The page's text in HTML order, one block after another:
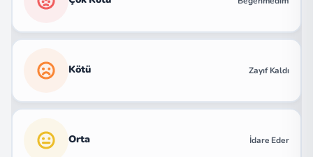
Kötü Zayıf Kaldı
Orta İdare Eder